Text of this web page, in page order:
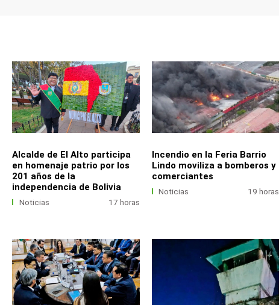
Alcalde de El Alto participa
en homenaje patrio por los
201 años de la
independencia de Bolivia
Noticias 17 horas
Incendio en la Feria Barrio
Lindo moviliza a bomberos y
comerciantes
Noticias 19 horas